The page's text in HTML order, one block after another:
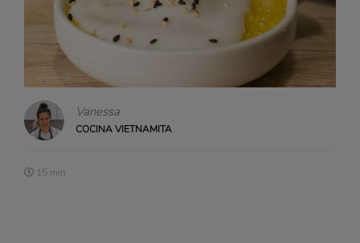
Vanessa
COCINA VIETNAMITA
15 min